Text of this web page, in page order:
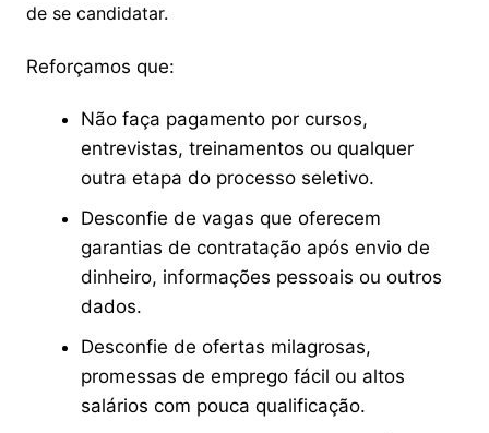
de se candidatar.
Reforçamos que:
Não faça pagamento por cursos,
entrevistas, treinamentos ou qualquer
outra etapa do processo seletivo.
Desconfie de vagas que oferecem
garantias de contratação após envio de
dinheiro, informações pessoais ou outros
dados.
Desconfie de ofertas milagrosas,
promessas de emprego fácil ou altos
salários com pouca qualificação.